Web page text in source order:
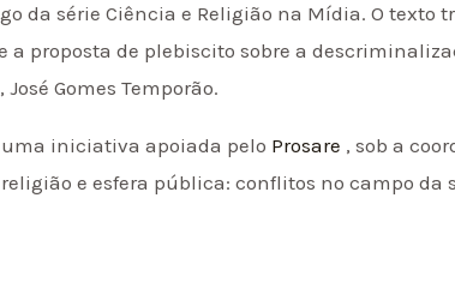
da série Ciência e Religião na Mídia. O texto
a proposta de plebiscito sobre a
Gomes Temporão.
iniciativa apoiada pelo Prosare , sob a
e esfera pública: conflitos no campo da